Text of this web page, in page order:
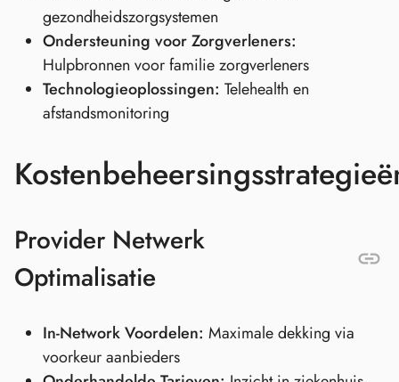
gezondheidszorgsystemen
Ondersteuning voor Zorgverleners:
Hulpbronnen voor familie zorgverleners
Technologieoplossingen: Telehealth en
afstandsmonitoring
Provider Netwerk
Optimalisatie
In-Network Voordelen: Maximale dekking via
voorkeur aanbieders